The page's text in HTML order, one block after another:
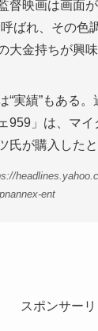
督映画は画面
ばれ、その色
大金持ちが興
“実績”もある
959」は、マ
氏が購入した
ent
スポンサーリ